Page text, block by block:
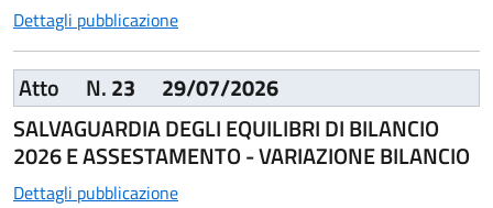
Dettagli pubblicazione
Atto N.23
29/07/2026
SALVAGUARDIA DEGLI EQUILIBRI DI BILANCIO
2026 E ASSESTAMENTO - VARIAZIONE BILANCIO
Dettagli pubblicazione